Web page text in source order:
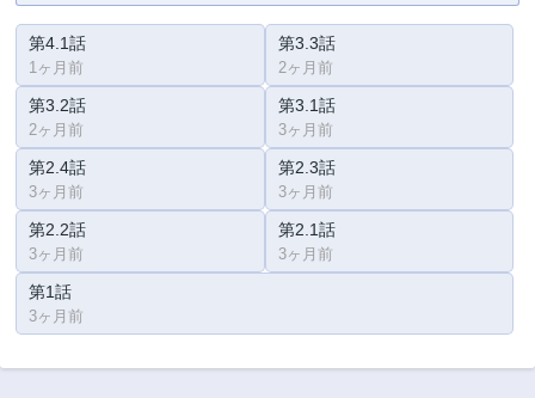
第4.1話
1ヶ月前
第3.3話
2ヶ月前
第3.2話
2ヶ月前
第3.1話
3ヶ月前
第2.4話
3ヶ月前
第2.3話
3ヶ月前
第2.2話
3ヶ月前
第2.1話
3ヶ月前
第1話
3ヶ月前